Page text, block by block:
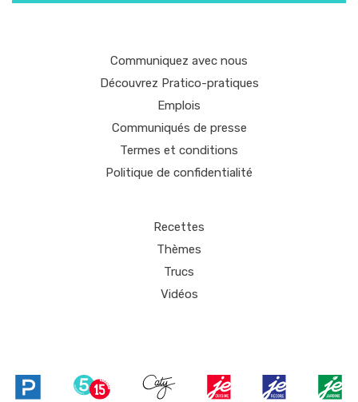
Communiquez avec nous
Découvrez Pratico-pratiques
Emplois
Communiqués de presse
Termes et conditions
Politique de confidentialité
Recettes
Thèmes
Trucs
Vidéos